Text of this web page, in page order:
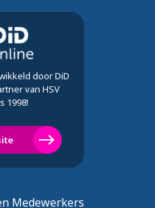
door DiD
van HSV
1998!
Medewerkers